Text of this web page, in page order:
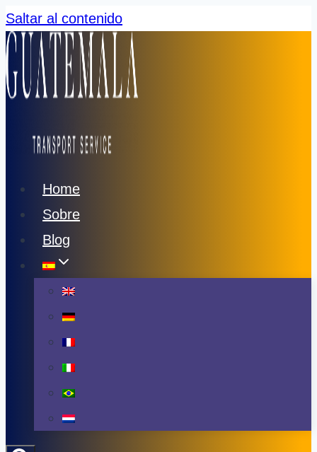
Saltar al contenido
Home
Sobre
Blog